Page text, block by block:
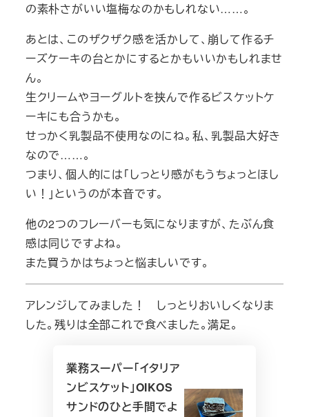
の素朴さがいい塩梅なのかもしれない……。
あとは、このザクザク感を活かして、崩して作るチ
ーズケーキの台とかにするとかもいいかもしれませ
ん。
生クリームやヨーグルトを挟んで作るビスケットケ
ーキにも合うかも。
せっかく乳製品不使用なのにね。私、乳製品大好き
なので……。
つまり、個人的には「しっとり感がもうちょっとほし
い！」というのが本音です。
他の2つのフレーバーも気になりますが、たぶん食
感は同じですよね。
また買うかはちょっと悩ましいです。
アレンジしてみました！ しっとりおいしくなりま
した。残りは全部これで食べました。満足。
業務スーパー「イタリア
ンビスケット」OIKOS
サンドのひと手間でよ